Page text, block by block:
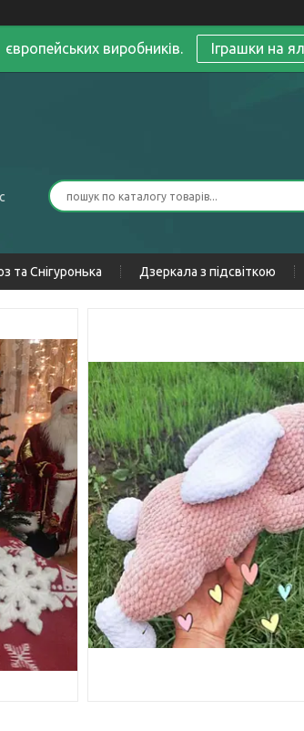
виробників. Іграшки на
та Снігуронька Дзеркала з підсвіткою